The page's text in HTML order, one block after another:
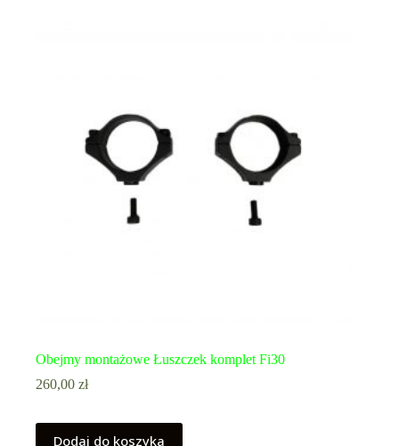
Obejmy montażowe Łuszczek komplet Fi30
260,00 zł
Dodaj do koszyka